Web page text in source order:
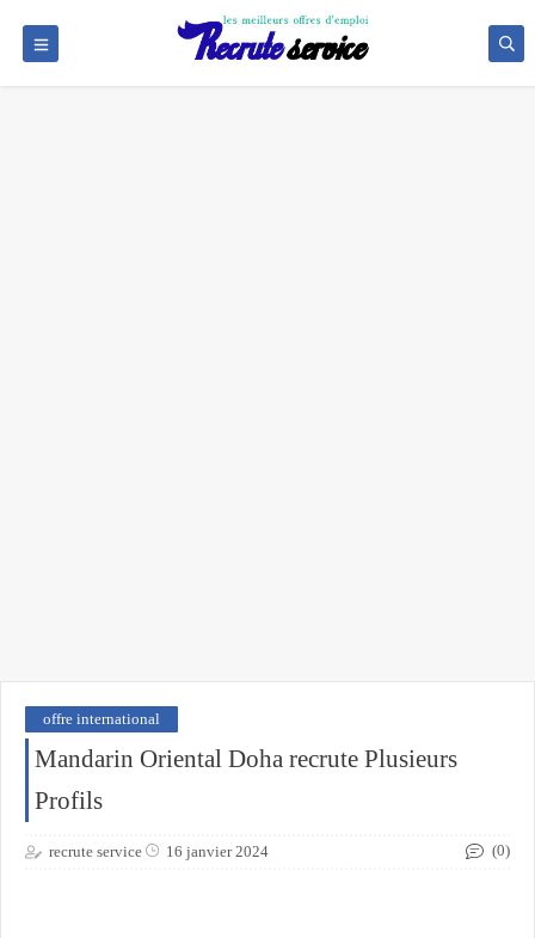
offre international
Mandarin Oriental Doha recrute Plusieurs
Profils
recrute service 16 janvier 2024 (0)